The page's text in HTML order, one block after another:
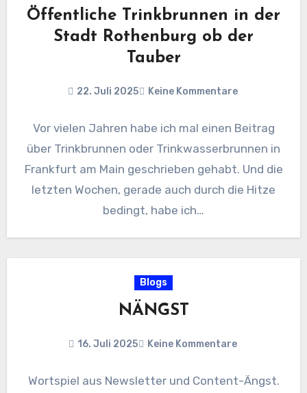
Öffentliche Trinkbrunnen in der
Stadt Rothenburg ob der
Tauber
22. Juli 2025 Keine Kommentare
Vor vielen Jahren habe ich mal einen Beitrag
über Trinkbrunnen oder Trinkwasserbrunnen in
Frankfurt am Main geschrieben gehabt. Und die
letzten Wochen, gerade auch durch die Hitze
bedingt, habe ich…
Blogs
NÄNGST
16. Juli 2025 Keine Kommentare
Wortspiel aus Newsletter und Content-Ängst.